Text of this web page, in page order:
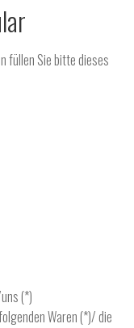
füllen Sie bitte dieses
(*)
Waren (*)/ die